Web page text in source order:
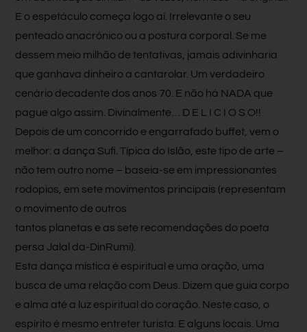
E o espetáculo começa logo aí. Irrelevante o seu
penteado anacrónico ou a postura corporal. Se me
dessem meio milhão de tentativas, jamais adivinharia
que ganhava dinheiro a cantarolar. Um verdadeiro
cenário decadente dos anos 70. E não há NADA que
pague algo assim. Divinalmente… D E L I C I O S O!!
Depois de um concorrido e engarrafado buffet, vem o
melhor: a dança Sufi. Típica do Islão, este tipo de arte –
não tem outro nome – baseia-se em impressionantes
rodopios, em sete movimentos principais (representam
o movimento de outros
tantos planetas e as sete recomendações do poeta
persa Jalal da-DinRumi).
Esta dança mística é espiritual e uma oração, uma
busca de uma relação com Deus. Dizem que guia corpo
e alma até a luz espiritual do coração. Neste caso, o
espírito é mesmo entreter turista. E alguns locais. Uma